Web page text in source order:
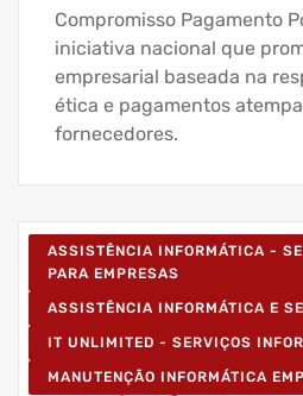
Compromisso Pagamento
iniciativa nacional que
empresarial baseada na
ética e pagamentos
fornecedores.
ASSISTÊNCIA INFORMÁTICA -
PARA EMPRESAS
ASSISTÊNCIA INFORMÁTICA E
IT UNLIMITED - SERVIÇOS
MANUTENÇÃO INFORMÁTICA